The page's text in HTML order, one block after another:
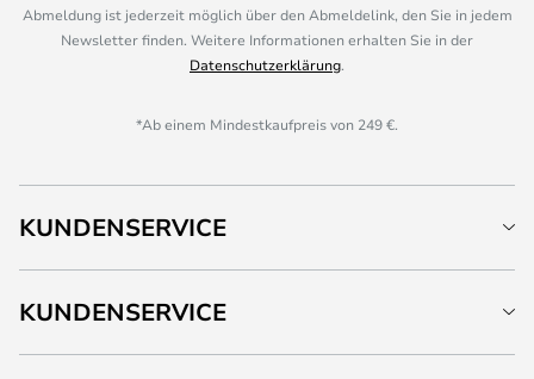
Abmeldung ist jederzeit möglich über den Abmeldelink, den Sie in jedem
Newsletter finden. Weitere Informationen erhalten Sie in der
Datenschutzerklärung.
*Ab einem Mindestkaufpreis von 249 €.
KUNDENSERVICE
KUNDENSERVICE